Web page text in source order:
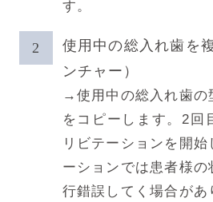
す。
使用中の総入れ歯を
ンチャー）
→使用中の総入れ歯の
をコピーします。2回
リビテーションを開
ーションでは患者様
行錯誤してく場合が